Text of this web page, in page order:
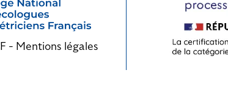
- Mentions légales